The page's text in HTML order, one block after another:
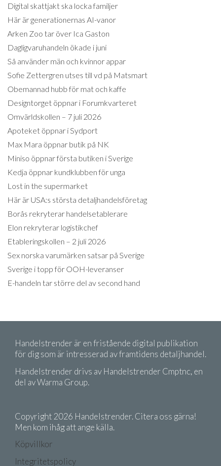
Digital skattjakt ska locka familjer
Här är generationernas AI-vanor
Arken Zoo tar över Ica Gaston
Dagligvaruhandeln ökade i juni
Så använder män och kvinnor appar
Sofie Zettergren utses till vd på Matsmart
Obemannad hubb för mat och kaffe
Designtorget öppnar i Forumkvarteret
Omvärldskollen – 7 juli 2026
Apoteket öppnar i Sydport
Max Mara öppnar butik på NK
Miniso öppnar första butiken i Sverige
Kedja öppnar kundklubben för unga
Lost in the supermarket
Här är USA:s största detaljhandelsföretag
Borås rekryterar handelsetablerare
Elon rekryterar logistikchef
Etableringskollen – 2 juli 2026
Sex norska varumärken satsar på Sverige
Sverige i topp för OOH-leveranser
E-handeln tar större del av second hand
Handelstrender är en fristående digital publikation
för dig som är intresserad av framtidens detaljhandel.
Handelstrender drivs av Handelstrender Cmptnc, en
del av Warma Group.
Copyright 2026 Handelstrender. Citera oss gärna!
Men kom ihåg att ange källa.
Köpvillkor
Integritetspolicy